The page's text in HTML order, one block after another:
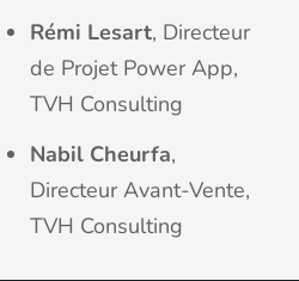
Rémi Lesart, Directeur
de Projet Power App,
TVH Consulting
Nabil Cheurfa,
Directeur Avant-Vente,
TVH Consulting